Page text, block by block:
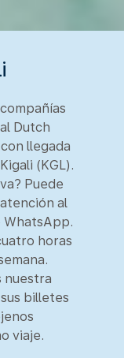
Dutch
llegada
(KGL).
Puede
al
WhatsApp.
horas
nuestra
billetes
viaje.